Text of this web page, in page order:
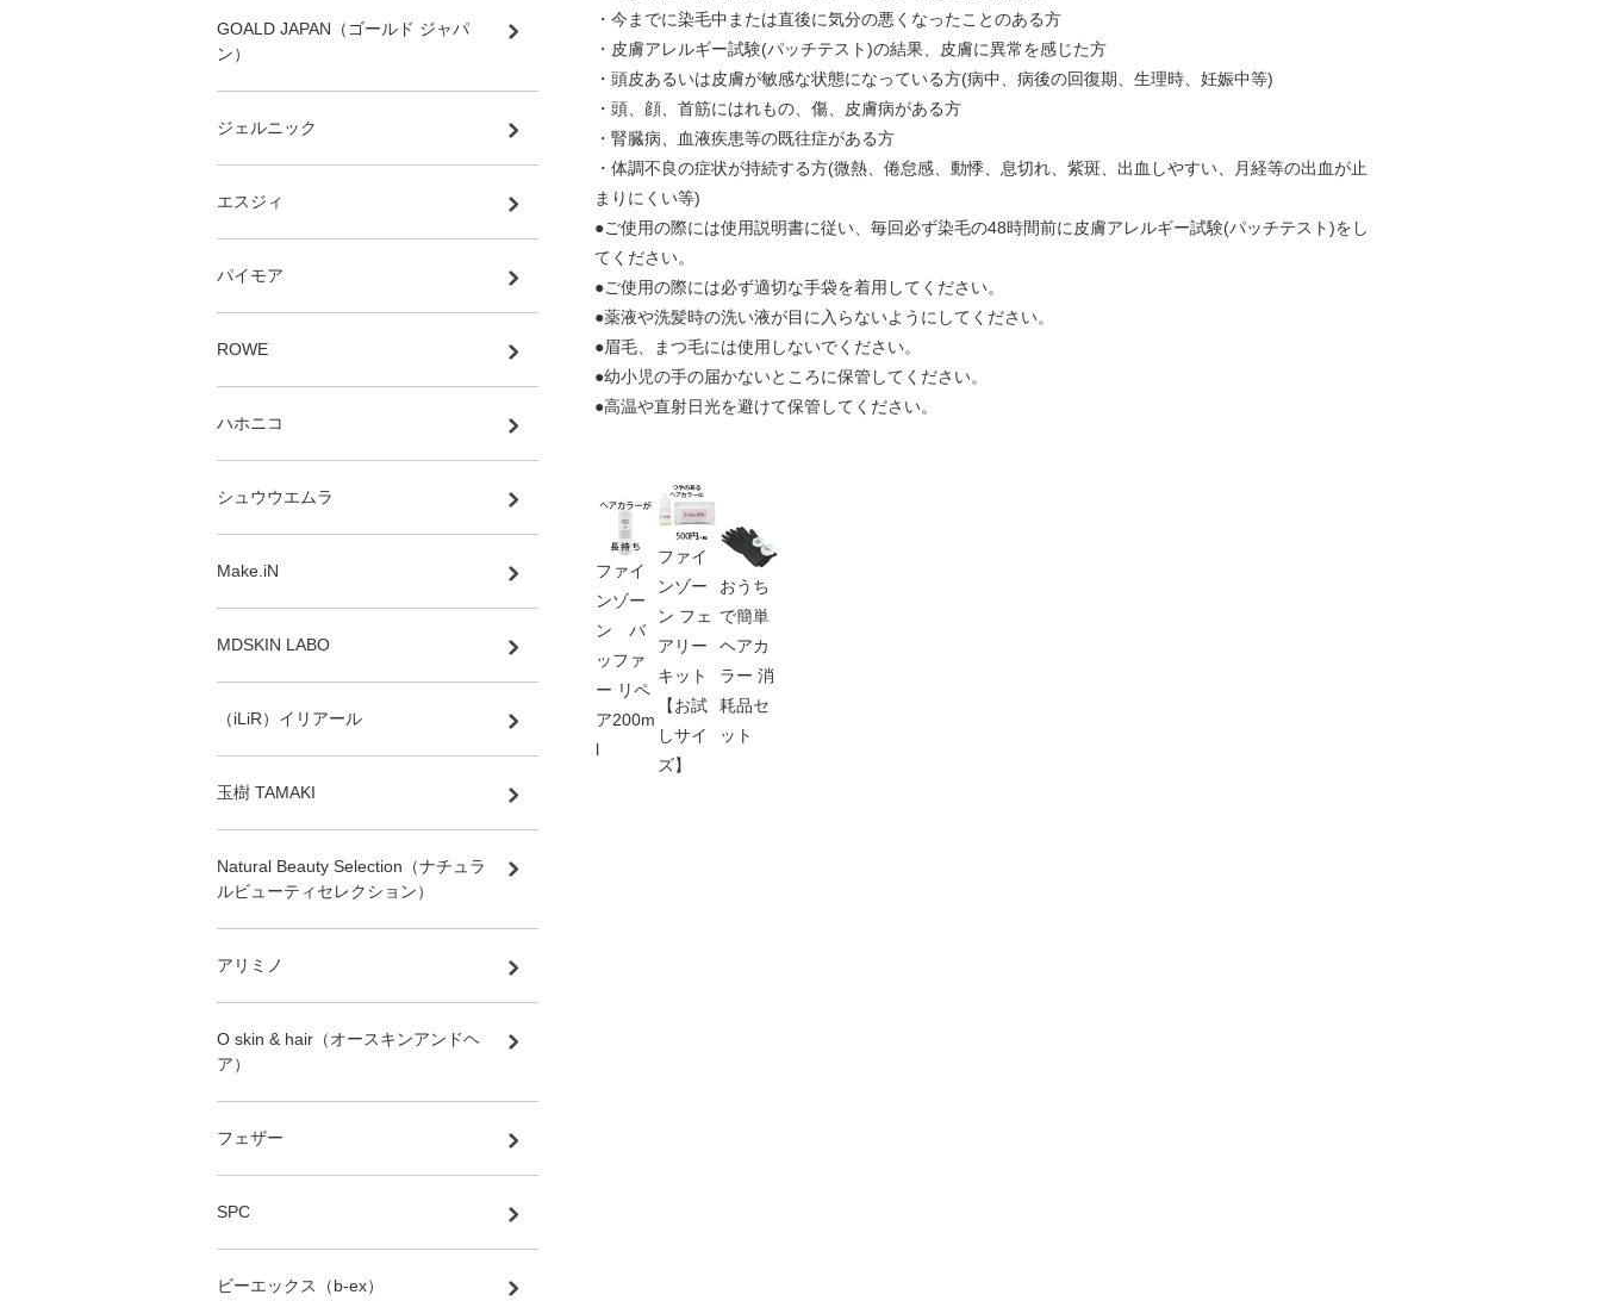
・今までに染毛中または直後に気分の悪くなったことのある方
・皮膚アレルギー試験(パッチテスト)の結果、皮膚に異常を感じた方
・頭皮あるいは皮膚が敏感な状態になっている方(病中、病後の回復期、生理時、妊娠中等)
・頭、顔、首筋にはれもの、傷、皮膚病がある方
・腎臓病、血液疾患等の既往症がある方
・体調不良の症状が持続する方(微熱、倦怠感、動悸、息切れ、紫斑、出血しやすい、月経等の出血が止
まりにくい等)
●ご使用の際には使用説明書に従い、毎回必ず染毛の48時間前に皮膚アレルギー試験(パッチテスト)をし
てください。
●ご使用の際には必ず適切な手袋を着用してください。
●薬液や洗髪時の洗い液が目に入らないようにしてください。
●眉毛、まつ毛には使用しないでください。
●幼小児の手の届かないところに保管してください。
●高温や直射日光を避けて保管してください。
ファイ
ンゾー
ン バ
ッファ
ー リペ
ア200m
l
ファイ
ンゾー
ン フェ
アリー
キット
【お試
しサイ
ズ】
おうち
で簡単
ヘアカ
ラー 消
耗品セ
ット
GOALD JAPAN（ゴールド ジャパ
ン）
ジェルニック
エスジィ
パイモア
ROWE
ハホニコ
シュウウエムラ
Make.iN
MDSKIN LABO
（iLiR）イリアール
玉樹 TAMAKI
Natural Beauty Selection（ナチュラ
ルビューティセレクション）
アリミノ
O skin & hair（オースキンアンドヘ
ア）
フェザー
SPC
ビーエックス（b-ex）